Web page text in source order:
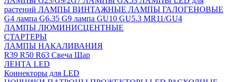
растений ЛАМПЫ ВИНТАЖНЫЕ ЛАМПЫ ГАЛОГЕНОВЫЕ
G4 лампа G6.35 G9 лампа GU10 GU5.3 MR11/GU4
ЛАМПЫ ЛЮМИНИСЦЕНТНЫЕ
СТАРТЕРЫ
ЛАМПЫ НАКАЛИВАНИЯ
R39 R50 R63 Свеча Шар
ЛЕНТА LED
Коннекторы для LED